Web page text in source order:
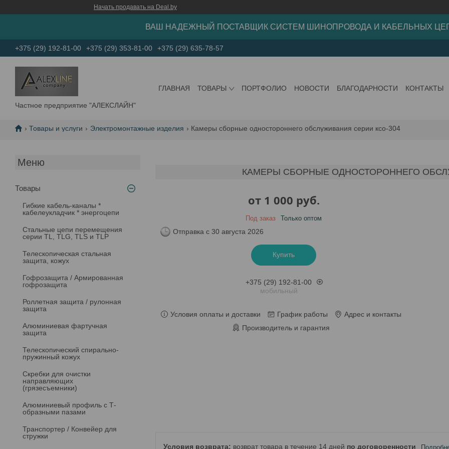
Начать продавать на Deal.by
ВАШ НАДЕЖНЫЙ ПОСТАВЩИК СИСТЕМ ШИНОПРОВОДА И КАБЕЛЬНЫХ
+375 (29) 192-81-00 +375 (29) 353-81-00 +375 (29) 635-78-57
Частное предприятие "АЛЕКСЛАЙН"
ГЛАВНАЯ ТОВАРЫ ПОРТФОЛИО НОВОСТИ БЛАГОДАРНОСТИ КОНТАКТЫ
Товары и услуги Электромонтажные изделия Камеры сборные одностороннего обслуживания серии ксо-304
Товары
Гибкие кабель-каналы *
кабелеукладчик * энергоцепи
Стальные цепи перемещения
серии TL, TLG, TLS и TLP
Телескопическая стальная
защита, кожух
Гофрозащита / Армированная
гофрозащита
Роллетная защита / рулонная
защита
Алюминиевая фартучная
защита
Телескопический спирально-
пружинный кожух
Скребки для очистки
направляющих
(грязесъемники)
Алюминиевый профиль с Т-
образными пазами
Транспортер / Конвейер для
стружки
КАМЕРЫ СБОРНЫЕ ОДНОСТОРОННЕГО
от 1 000 руб.
Под заказ Только оптом
Отправка с 30 августа 2026
Купить
+375 (29) 192-81-00
мобильный
Условия оплаты и доставки График работы
Адрес и контакты
Производитель и гарантия
возврат товара в течение 14 дней по договоренности